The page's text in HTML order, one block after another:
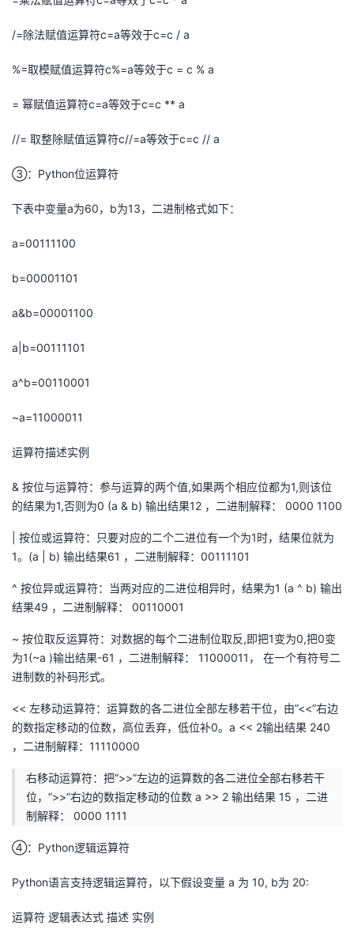
/=除法赋值运算符c=a等效于c=c / a
%=取模赋值运算符c%=a等效于c = c % a
= 幂赋值运算符c=a等效于c=c ** a
//= 取整除赋值运算符c//=a等效于c=c // a
③：Python位运算符
下表中变量a为60，b为13，二进制格式如下：
a=00111100
b=00001101
a&b=00001100
a|b=00111101
a^b=00110001
~a=11000011
运算符描述实例
& 按位与运算符：参与运算的两个值,如果两个相应位都为1,则该位
的结果为1,否则为0 (a & b) 输出结果12 ，二进制解释： 0000 1100
| 按位或运算符：只要对应的二个二进位有一个为1时，结果位就为
1。(a | b) 输出结果61 ，二进制解释：00111101
^ 按位异或运算符：当两对应的二进位相异时，结果为1 (a ^ b) 输出
结果49 ，二进制解释： 00110001
~ 按位取反运算符：对数据的每个二进制位取反,即把1变为0,把0变
为1(~a )输出结果-61 ，二进制解释： 11000011， 在一个有符号二
进制数的补码形式。
<< 左移动运算符：运算数的各二进位全部左移若干位，由”<<”右边
的数指定移动的位数，高位丢弃，低位补0。a << 2输出结果 240
，二进制解释：11110000
右移动运算符：把”>>”左边的运算数的各二进位全部右移若干
位，”>>”右边的数指定移动的位数 a >> 2 输出结果 15 ，二进
制解释： 0000 1111
④：Python逻辑运算符
Python语言支持逻辑运算符，以下假设变量 a 为 10, b为 20:
运算符 逻辑表达式 描述 实例